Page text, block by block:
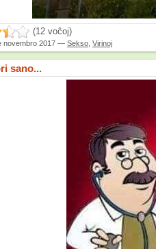
(12 voĉoj)
novembro 2017 — Sekso Virinoj
sano...